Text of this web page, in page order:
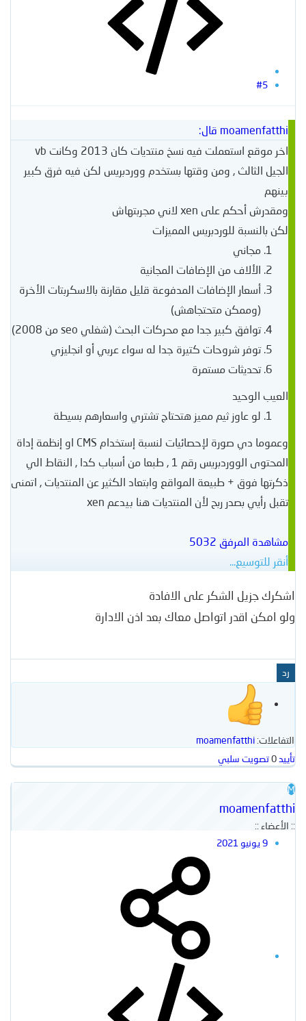
#5
moamenfatthi قال:
اخر موقع استعملت فيه نسخ منتديات كان 2013 وكانت vb
الجيل الثالث , ومن وقتها بستخدم ووردبريس لكن فيه فرق كبير
بينهم
ومقدرش أحكم على xen لاني مجربتهاش
لكن بالنسبة للوردبريس المميزات
مجاني
الألاف من الإضافات المجانية
أسعار الإضافات المدفوعة قليل مقارنة بالاسكربتات الأخرة
(وممكن متحتجاهش)
توافق كبير جدا مع محركات البحث (شغلي seo من 2008)
توفر شروحات كتيرة جدا له سواء عربي أو انجليزي
تحديثات مستمرة
العيب الوحيد
لو عاوز ثيم مميز هتحتاج تشتري واسعارهم بسيطة
وعموما دي صورة لإحصائيات لنسبة إستخدام CMS او إنظمة إداة
المحتوى الووردبريس رقم 1 , طبعا من أسباب كدا , النقاط الي
ذكرتها فوق + طبيعة المواقع وابتعاد الكثير عن المنتديات , اتمنى
تقبل رأيي بصدر ربح لأن المنتديات هنا بيدعم xen
مشاهدة المرفق 5032
أنقر للتوسيع...
اشكرك جزيل الشكر على الافادة
ولو امكن اقدر اتواصل معاك بعد اذن الادارة
رد
التفاعلات: moamenfatthi
تأييد 0تصويت سلبي
M
moamenfatthi
:: الأعضاء ::
9 يونيو 2021